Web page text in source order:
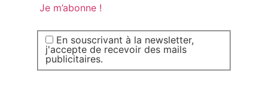
En souscrivant à la newsletter,
j'accepte de recevoir des mails
publicitaires.